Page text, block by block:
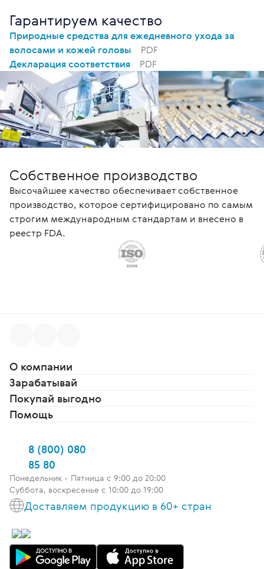
Гарантируем качество
Природные средства для ежедневного ухода за
волосами и кожей головы
PDF
Декларация соответствия
PDF
Собственное производство
Высочайшее качество обеспечивает собственное
производство, которое сертифицировано по самым
строгим международным стандартам и внесено в
реестр FDA.
О компании
Зарабатывай
Покупай выгодно
Помощь
8 (800) 080
85 80
Понедельник - Пятница c 9:00 до 20:00
Суббота, воскресенье с 10:00 до 19:00
Доставляем продукцию в 60+ стран